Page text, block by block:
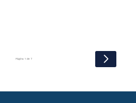
Página 1 de 7